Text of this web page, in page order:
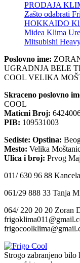
PRODAJA
Zašto odabrati
HOKKAIDO
Midea Klima
Mitsubishi
Poslovno ime:
UGRADNJA BELE
COOL VELIKA
Skraceno poslovno
COOL
Маticni Broj:
PIB: 109531003
Sediste: Opstina:
Mesto: Velika
Ulica i broj: Prvog
011/ 630 96 88
061/29 888 33 Tanja
064/ 220 20 20 Zoran
Strogo zabranjeno bilo